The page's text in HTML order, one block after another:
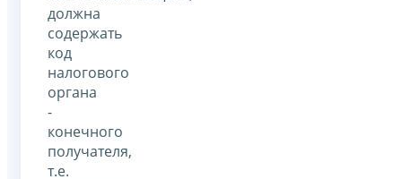
должна
содержать
код
налогового
органа
-
конечного
получателя,
т.е.